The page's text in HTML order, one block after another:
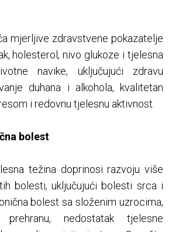
mjerljive zdravstvene pokazatelje
holesterol, nivo glukoze i tjelesna
navike, uključujući zdravu
duhana i alkohola, kvalitetan
i redovnu tjelesnu aktivnost.
bolest
težina doprinosi razvoju više
bolesti, uključujući bolesti srca i
bolest sa složenim uzrocima,
nedostatak tjelesne